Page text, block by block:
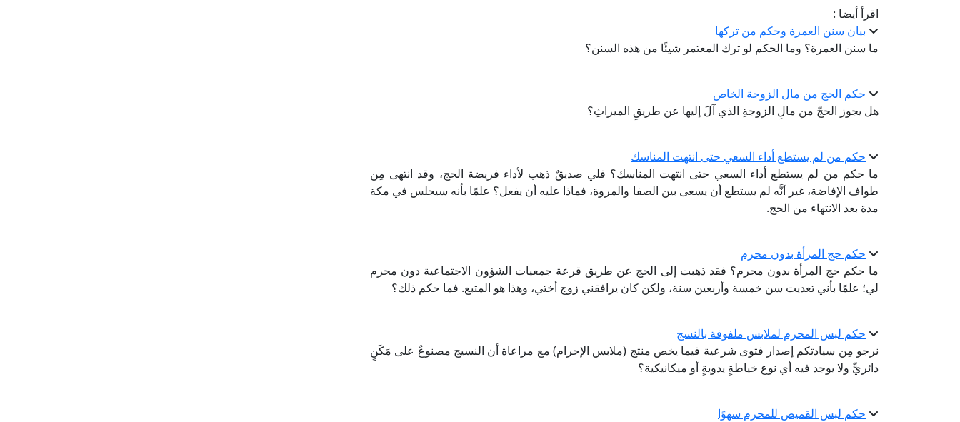
اقرأ أيضا :
بيان سنن العمرة وحكم من تركها
ما سنن العمرة؟ وما الحكم لو ترك المعتمر شيئًا من هذه السنن؟
حكم الحج من مال الزوجة الخاص
هل يجوز الحجّ من مالِ الزوجةِ الذي آلَ إليها عن طريقِ الميراثِ؟
حكم من لم يستطع أداء السعي حتى انتهت المناسك
ما حكم من لم يستطع أداء السعي حتى انتهت المناسك؟ فلي صديقٌ ذهب لأداء فريضة الحج، وقد انتهى مِن
طواف الإفاضة، غير أنَّه لم يستطع أن يسعى بين الصفا والمروة، فماذا عليه أن يفعل؟ علمًا بأنه سيجلس في مكة
مدة بعد الانتهاء من الحج.
حكم حج المرأة بدون محرم
ما حكم حج المرأة بدون محرم؟ فقد ذهبت إلى الحج عن طريق قرعة جمعيات الشؤون الاجتماعية دون محرم
لي؛ علمًا بأني تعديت سن خمسة وأربعين سنة، ولكن كان يرافقني زوج أختي، وهذا هو المتبع. فما حكم ذلك؟
حكم لبس المحرم لملابس ملفوفة بالنسج
نرجو مِن سيادتكم إصدار فتوى شرعية فيما يخص منتج (ملابس الإحرام) مع مراعاة أن النسيج مصنوعٌ على مَكَنٍ
دائريٍّ ولا يوجد فيه أي نوع خياطةٍ يدويةٍ أو ميكانيكية؟
حكم لبس القميص للمحرم سهوًا